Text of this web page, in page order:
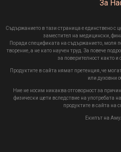
За
Съдържанието в тази страница е единствено с
заместител на медицински,
Поради спецификата на съдържанието, моля
творение, а не като научен труд. За повече
за поверителност както и
Продуктите в сайта нямат претенция, че
или духовни
Ние не носим никаква отговорност за
физически щети вследствие на употребата
продуктите в сайта на
Екипът на